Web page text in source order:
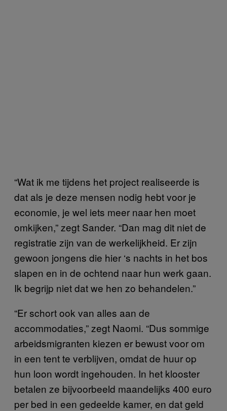
“Wat ik me tijdens het project realiseerde is
dat als je deze mensen nodig hebt voor je
economie, je wel iets meer naar hen moet
omkijken,” zegt Sander. “Dan mag dit niet de
registratie zijn van de werkelijkheid. Er zijn
gewoon jongens die hier ‘s nachts in het bos
slapen en in de ochtend naar hun werk gaan.
Ik begrijp niet dat we hen zo behandelen.”
“Er schort ook van alles aan de
accommodaties,” zegt Naomi. “Dus sommige
arbeidsmigranten kiezen er bewust voor om
in een tent te verblijven, omdat de huur op
hun loon wordt ingehouden. In het klooster
betalen ze bijvoorbeeld maandelijks 400 euro
per bed in een gedeelde kamer, en dat geld